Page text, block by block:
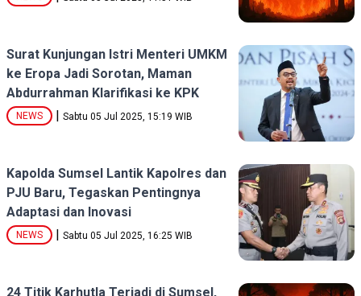
Surat Kunjungan Istri Menteri UMKM
ke Eropa Jadi Sorotan, Maman
Abdurrahman Klarifikasi ke KPK
NEWS | Sabtu 05 Jul 2025, 15:19 WIB
Kapolda Sumsel Lantik Kapolres dan
PJU Baru, Tegaskan Pentingnya
Adaptasi dan Inovasi
NEWS | Sabtu 05 Jul 2025, 16:25 WIB
24 Titik Karhutla Terjadi di Sumsel,